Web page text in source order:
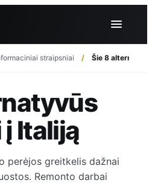
straipsniai Šie 8
Italiją
perėjos greitkelis dažnai
Remonto darbai